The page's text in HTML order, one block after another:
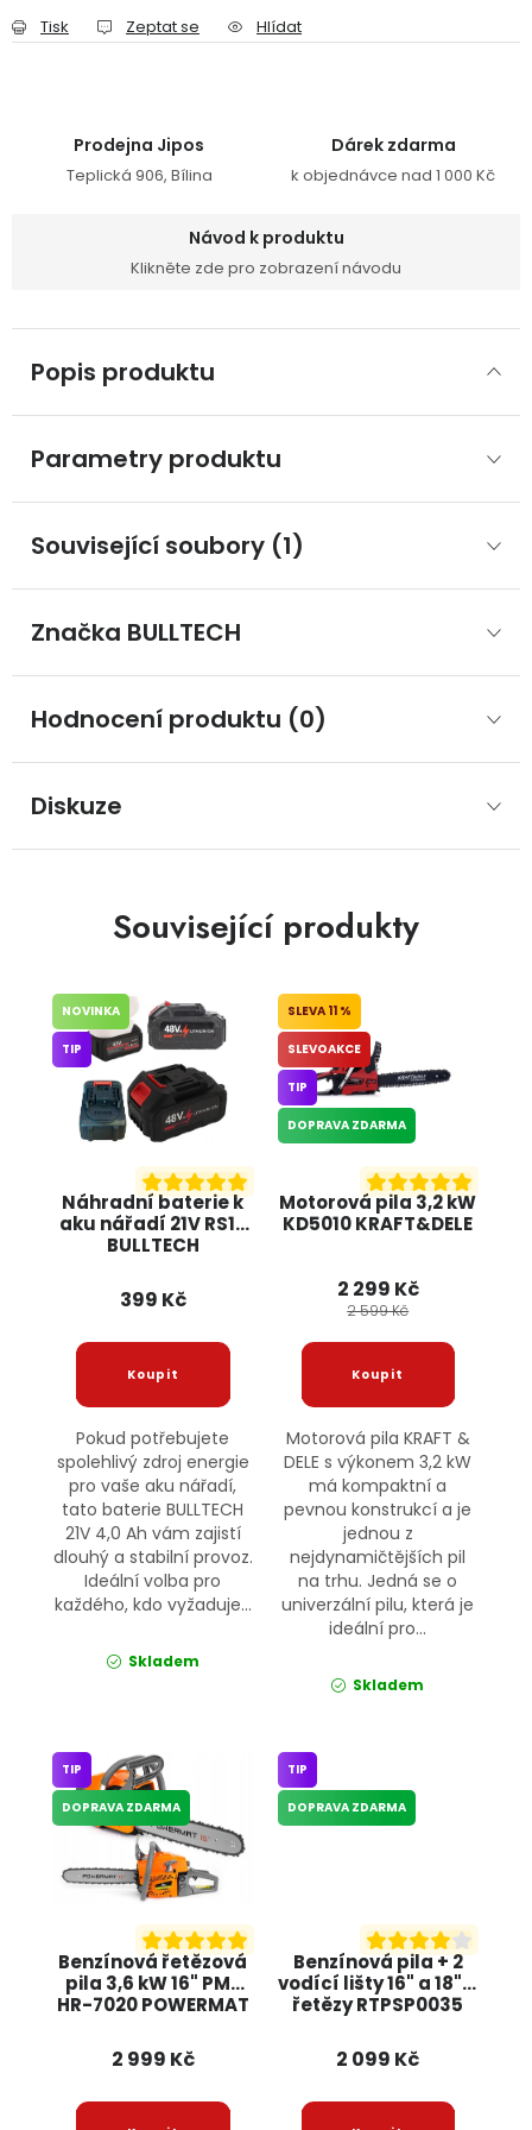
Tisk Zeptat se Hlídat
Prodejna Jipos
Teplická 906, Bílina
Dárek zdarma
k objednávce nad 1 000 Kč
Návod k produktu
Klikněte zde pro zobrazení návodu
Popis produktu
Parametry produktu
Související soubory (1)
Značka BULLTECH
Hodnocení produktu (0)
Diskuze
Související produkty
Náhradní baterie k
aku nářadí 21V RS10
BULLTECH
NOVINKA
TIP
399 Kč
Pokud potřebujete
spolehlivý zdroj energie
pro vaše aku nářadí,
tato baterie BULLTECH
21V 4,0 Ah vám zajistí
dlouhý a stabilní provoz.
Ideální volba pro
každého, kdo vyžaduje...
Skladem
Motorová pila 3,2 kW
KD5010 KRAFT&DELE
11 %
SLEVOAKCE
TIP
DOPRAVA ZDARMA
2 299 Kč
2 599 Kč
Motorová pila KRAFT &
DELE s výkonem 3,2 kW
má kompaktní a
pevnou konstrukcí a je
jednou z
nejdynamičtějších pil
na trhu. Jedná se o
univerzální pilu, která je
ideální pro...
Skladem
Benzínová řetězová
pila 3,6 kW 16" PM-
HR-7020 POWERMAT
TIP
DOPRAVA ZDARMA
2 999 Kč
Benzínová pila + 2
vodící lišty 16" a 18" +
řetězy RTPSP0035
TIP
DOPRAVA ZDARMA
2 099 Kč